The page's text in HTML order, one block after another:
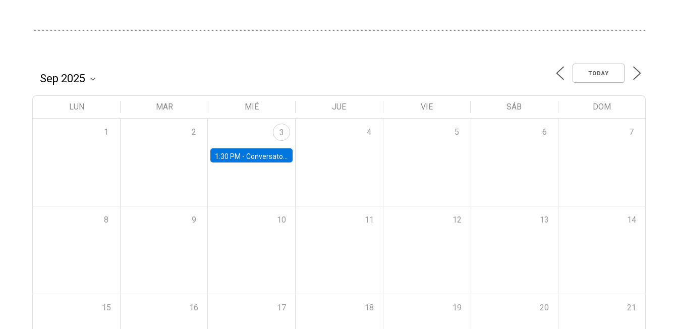
TODAY
LUN MAR MIÉ JUE VIE SÁB DOM
1 2 3
1:30 PM -Conversatorio | Pobreza, Salud Mental y Violencia: Perspectivas y Propuestas desde la UC
4 5 6 7
8 9 10 11 12 13 14
15 16 17 18 19 20 21